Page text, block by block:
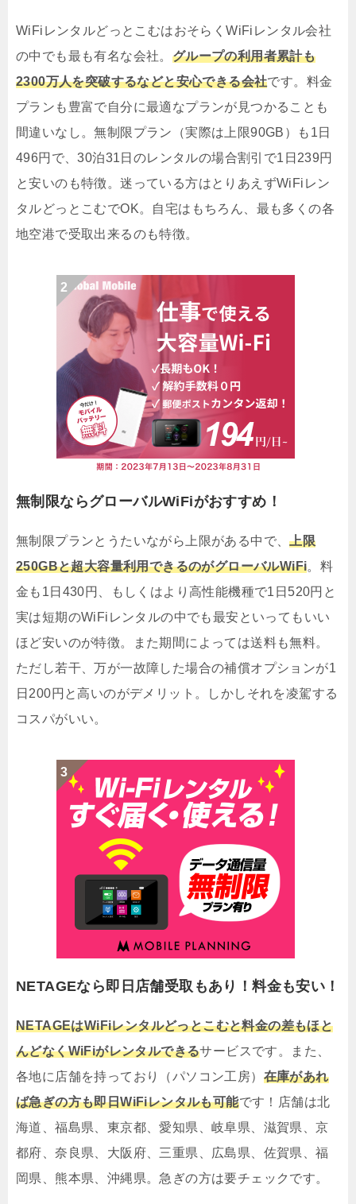
WiFiレンタルどっとこむはおそらくWiFiレンタル会社
の中でも最も有名な会社。 グループの利用者累計も
2300万人を突破するなどと安心できる会社です。料金
プランも豊富で自分に最適なプランが見つかることも
間違いなし。無制限プラン（実際は上限90GB）も1日
496円で、30泊31日のレンタルの場合割引で1日239円
と安いのも特徴。迷っている方はとりあえずWiFiレン
タルどっとこむでOK。自宅はもちろん、最も多くの各
地空港で受取出来るのも特徴。
無制限ならグローバルWiFiがおすすめ！
無制限プランとうたいながら上限がある中で、上限
250GBと超大容量利用できるのがグローバルWiFi。料
金も1日430円、もしくはより高性能機種で1日520円と
実は短期のWiFiレンタルの中でも最安といってもいい
ほど安いのが特徴。また期間によっては送料も無料。
ただし若干、万が一故障した場合の補償オプションが1
日200円と高いのがデメリット。しかしそれを凌駕する
コスパがいい。
NETAGEなら即日店舗受取もあり！料金も安い！
NETAGEはWiFiレンタルどっとこむと料金の差もほと
んどなくWiFiがレンタルできるサービスです。また、
各地に店舗を持っており（パソコン工房） 在庫があれ
ば急ぎの方も即日WiFiレンタルも可能です！店舗は北
海道、福島県、東京都、愛知県、岐阜県、滋賀県、京
都府、奈良県、大阪府、三重県、広島県、佐賀県、福
岡県、熊本県、沖縄県。急ぎの方は要チェックです。